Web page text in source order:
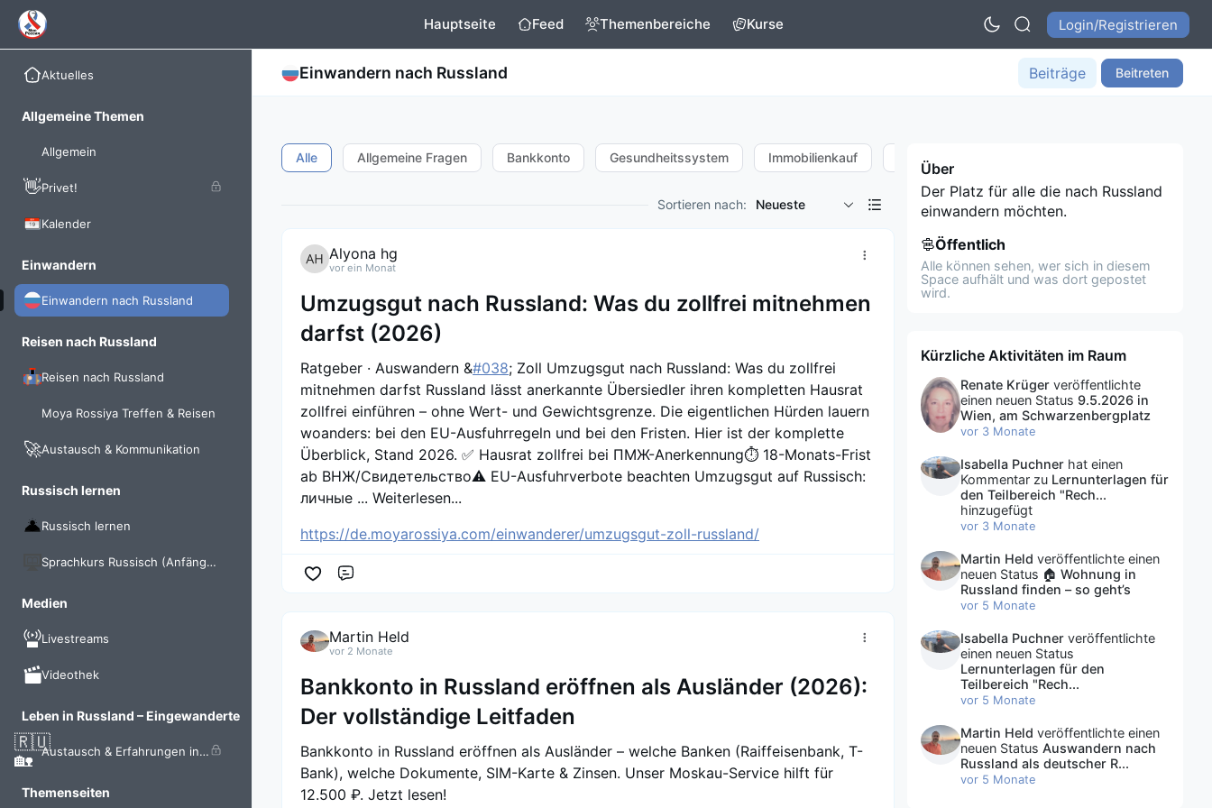
Hauptseite Feed Themenbereiche Kurse Login/Registrieren
Aktuelles
Allgemeine Themen
Allgemein
👋Privet!
Kalender
Einwandern
Einwandern nach Russland
Reisen nach Russland
Reisen nach Russland
Moya Rossiya Treffen & Reisen
🚀Austausch & Kommunikation
Russisch lernen
Russisch lernen
Sprachkurs Russisch (Anfänger)
Medien
Livestreams
Videothek
Leben in Russland – Eingewanderte
🇷🇺
🏡
Austausch & Erfahrungen in Russland
Themenseiten
Einwandern nach Russland Beiträge Beitreten
Alle Allgemeine Fragen Bankkonto Gesundheitssystem Immobilienkauf Internet + Sim
Sortieren nach: Neueste
Alyona hg
vor ein Monat
Umzugsgut nach Russland: Was du zollfrei mitnehmen
darfst (2026)
Ratgeber · Auswandern &#038; Zoll Umzugsgut nach Russland: Was du zollfrei
mitnehmen darfst Russland lässt anerkannte Übersiedler ihren kompletten Hausrat
zollfrei einführen – ohne Wert- und Gewichtsgrenze. Die eigentlichen Hürden lauern
woanders: bei den EU-Ausfuhrregeln und bei den Fristen. Hier ist der komplette
Überblick, Stand 2026. ✅ Hausrat zollfrei bei ПМЖ-Anerkennung⏱️ 18-Monats-Frist
ab ВНЖ/Свидетельство⚠️ EU-Ausfuhrverbote beachten Umzugsgut auf Russisch:
личные ... Weiterlesen...
https://de.moyarossiya.com/einwanderer/umzugsgut-zoll-russland/
Martin Held
vor 2 Monate
Bankkonto in Russland eröffnen als Ausländer (2026):
Der vollständige Leitfaden
Bankkonto in Russland eröffnen als Ausländer – welche Banken (Raiffeisenbank, T-
Bank), welche Dokumente, SIM-Karte & Zinsen. Unser Moskau-Service hilft für
12.500 ₽. Jetzt lesen!
Über
Der Platz für alle die nach Russland
einwandern möchten.
Öffentlich
Alle können sehen, wer sich in diesem
Space aufhält und was dort gepostet
wird.
Kürzliche Aktivitäten im Raum
Renate Krüger veröffentlichte
einen neuen Status 9.5.2026 in
Wien, am Schwarzenbergplatz
vor 3 Monate
Isabella Puchner hat einen
Kommentar zu Lernunterlagen für
den Teilbereich "Rech...
hinzugefügt
vor 3 Monate
Martin Held veröffentlichte einen
neuen Status 🏠 Wohnung in
Russland finden – so geht’s
vor 5 Monate
Isabella Puchner veröffentlichte
einen neuen Status
Lernunterlagen für den
Teilbereich "Rech...
vor 5 Monate
Martin Held veröffentlichte einen
neuen Status Auswandern nach
Russland als deutscher R...
vor 5 Monate